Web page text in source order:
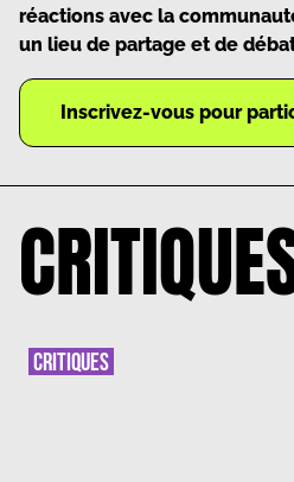
réactions avec la
un lieu de partage et de
Inscrivez-vous pour
CRITIQUES